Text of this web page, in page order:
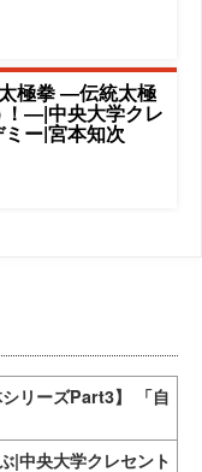
極拳 ―伝統太極
！―|中央大学クレ
ー|宮本知次
シリーズPart3】 「自
|中央大学クレセント